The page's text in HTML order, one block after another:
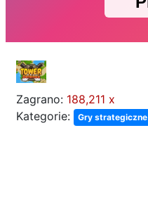
Zagrano: 188,211 x
Kategorie:
Gry strategiczne